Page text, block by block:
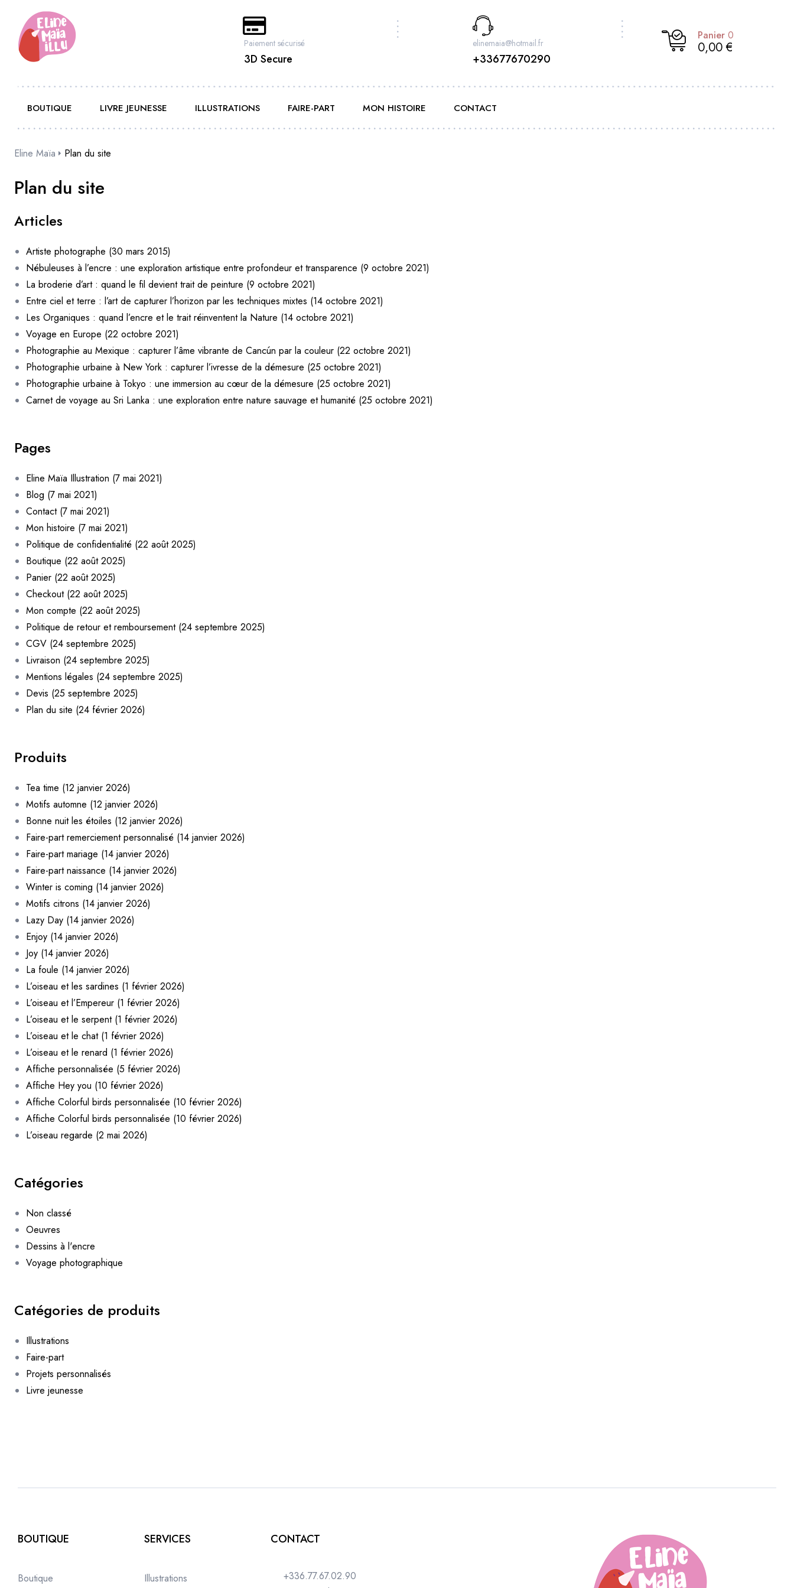
Paiement sécurisé
3D Secure
elinemaia@hotmail.fr
+33677670290
Panier 0
0,00 €
BOUTIQUE LIVRE JEUNESSE ILLUSTRATIONS FAIRE-PART MON HISTOIRE CONTACT
Eline Maïa Plan du site
Plan du site
Articles
Artiste photographe (30 mars 2015)
Nébuleuses à l’encre : une exploration artistique entre profondeur et transparence (9 octobre 2021)
La broderie d’art : quand le fil devient trait de peinture (9 octobre 2021)
Entre ciel et terre : l’art de capturer l’horizon par les techniques mixtes (14 octobre 2021)
Les Organiques : quand l’encre et le trait réinventent la Nature (14 octobre 2021)
Voyage en Europe (22 octobre 2021)
Photographie au Mexique : capturer l’âme vibrante de Cancún par la couleur (22 octobre 2021)
Photographie urbaine à New York : capturer l’ivresse de la démesure (25 octobre 2021)
Photographie urbaine à Tokyo : une immersion au cœur de la démesure (25 octobre 2021)
Carnet de voyage au Sri Lanka : une exploration entre nature sauvage et humanité (25 octobre 2021)
Pages
Eline Maïa Illustration (7 mai 2021)
Blog (7 mai 2021)
Contact (7 mai 2021)
Mon histoire (7 mai 2021)
Politique de confidentialité (22 août 2025)
Boutique (22 août 2025)
Panier (22 août 2025)
Checkout (22 août 2025)
Mon compte (22 août 2025)
Politique de retour et remboursement (24 septembre 2025)
CGV (24 septembre 2025)
Livraison (24 septembre 2025)
Mentions légales (24 septembre 2025)
Devis (25 septembre 2025)
Plan du site (24 février 2026)
Produits
Tea time (12 janvier 2026)
Motifs automne (12 janvier 2026)
Bonne nuit les étoiles (12 janvier 2026)
Faire-part remerciement personnalisé (14 janvier 2026)
Faire-part mariage (14 janvier 2026)
Faire-part naissance (14 janvier 2026)
Winter is coming (14 janvier 2026)
Motifs citrons (14 janvier 2026)
Lazy Day (14 janvier 2026)
Enjoy (14 janvier 2026)
Joy (14 janvier 2026)
La foule (14 janvier 2026)
L’oiseau et les sardines (1 février 2026)
L’oiseau et l’Empereur (1 février 2026)
L’oiseau et le serpent (1 février 2026)
L’oiseau et le chat (1 février 2026)
L’oiseau et le renard (1 février 2026)
Affiche personnalisée (5 février 2026)
Affiche Hey you (10 février 2026)
Affiche Colorful birds personnalisée (10 février 2026)
Affiche Colorful birds personnalisée (10 février 2026)
L’oiseau regarde (2 mai 2026)
Catégories
Non classé
Oeuvres
Dessins à l'encre
Voyage photographique
Catégories de produits
Illustrations
Faire-part
Projets personnalisés
Livre jeunesse
BOUTIQUE
Boutique
SERVICES
Illustrations
CONTACT
+336.77.67.02.90